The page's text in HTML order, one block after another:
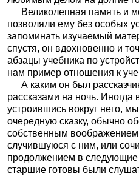
Великолепная память и
позволяли ему без особых
запоминать изучаемый
спустя, он вдохновенно и
абзацы учебника по
нам пример отношения к
А каким он был
рассказами на ночь. Иногда
устроившись вокруг него,
очередную сказку, обычно
собственным
случившуюся с ним, или
продолжением в
старшие готовы были